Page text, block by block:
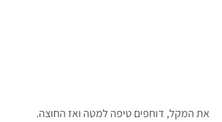
את המקל, דוחפים טיפה למטה ואז החוצה.